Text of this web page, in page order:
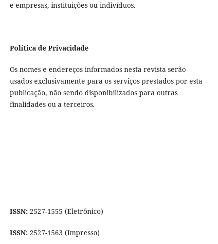
e empresas, instituições ou indivíduos.
Política de Privacidade
Os nomes e endereços informados nesta revista serão
usados exclusivamente para os serviços prestados por esta
publicação, não sendo disponibilizados para outras
finalidades ou a terceiros.
ISSN:2527-1555 (Eletrônico)
ISSN:2527-1563 (Impresso)